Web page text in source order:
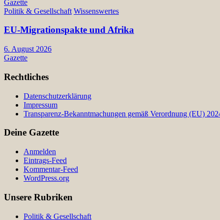
Gazette
Politik & Gesellschaft Wissenswertes
EU-Migrationspakte und Afrika
6. August 2026
Gazette
Rechtliches
Datenschutzerklärung
Impressum
Transparenz-Bekanntmachungen gemäß Verordnung (EU)
Deine Gazette
Anmelden
Eintrags-Feed
Kommentar-Feed
WordPress.org
Unsere Rubriken
Politik & Gesellschaft